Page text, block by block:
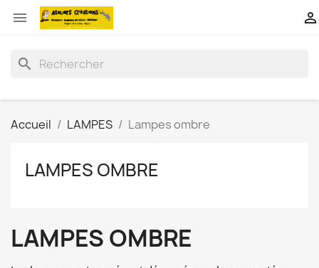
 
search
Accueil LAMPES Lampes ombre
LAMPES OMBRE
LAMPES OMBRE